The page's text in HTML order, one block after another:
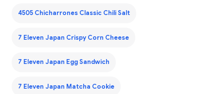
4505 Chicharrones Classic Chili Salt
7 Eleven Japan Crispy Corn Cheese
7 Eleven Japan Egg Sandwich
7 Eleven Japan Matcha Cookie